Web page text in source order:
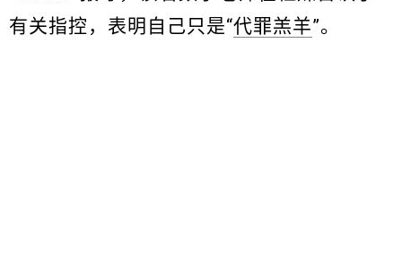
有关指控，表明自己只是“代罪羔羊”。